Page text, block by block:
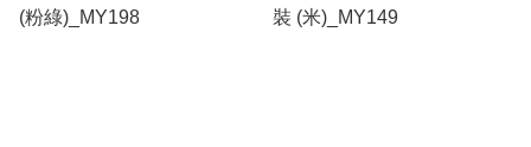
(粉綠)_MY198
裝 (米)_MY149